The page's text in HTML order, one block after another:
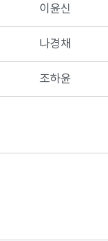
이윤신
나경채
조하윤